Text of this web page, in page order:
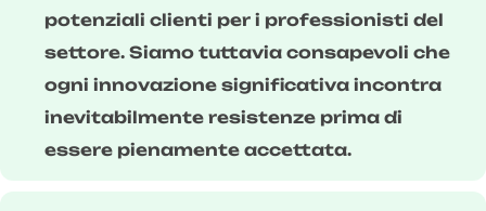
potenziali clienti per i professionisti del
settore. Siamo tuttavia consapevoli che
ogni innovazione significativa incontra
inevitabilmente resistenze prima di
essere pienamente accettata.